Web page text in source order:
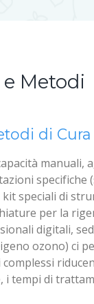
Metodi
di Cura
manuali,
specifiche
speciali di
per la
digitali,
ozono) ci
i tempi di